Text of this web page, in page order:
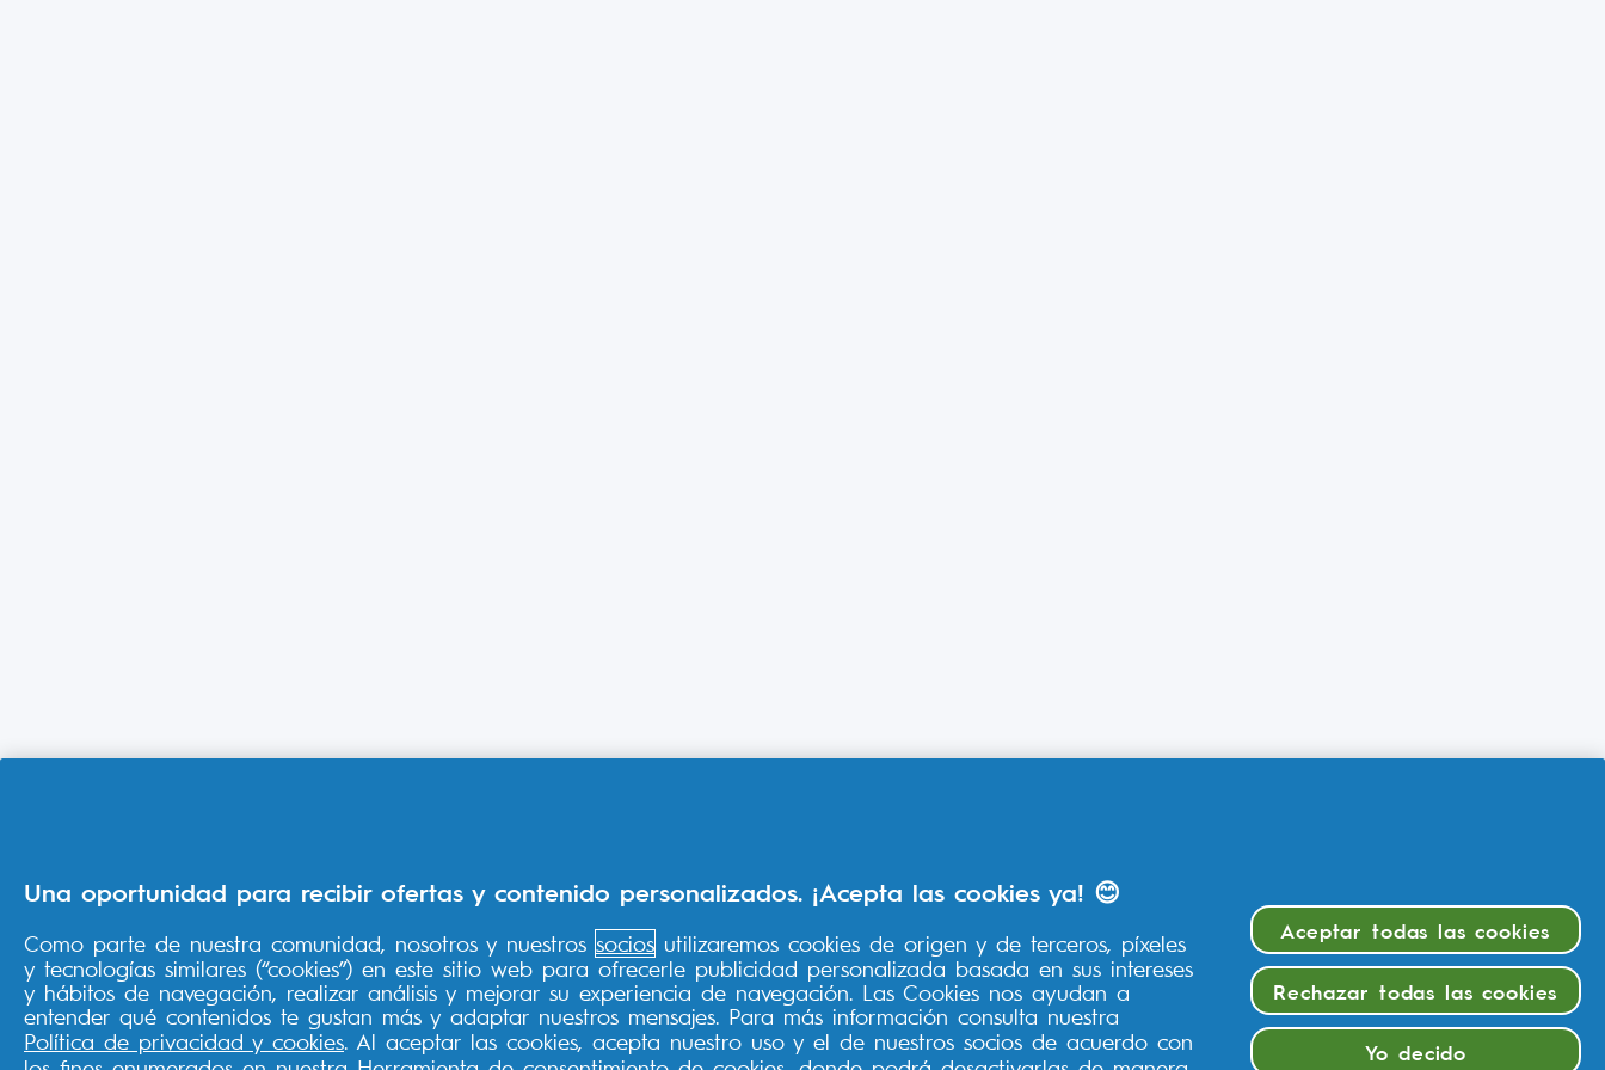
Una oportunidad para recibir ofertas y contenido personalizados. ¡Acepta las cookies ya! 😊
Como parte de nuestra comunidad, nosotros y nuestros socios utilizaremos cookies de origen y de terceros, píxeles
y tecnologías similares (“cookies”) en este sitio web para ofrecerle publicidad personalizada basada en sus intereses
y hábitos de navegación, realizar análisis y mejorar su experiencia de navegación. Las Cookies nos ayudan a
entender qué contenidos te gustan más y adaptar nuestros mensajes. Para más información consulta nuestra
Política de privacidad y cookies. Al aceptar las cookies, acepta nuestro uso y el de nuestros socios de acuerdo con
Aceptar todas las cookies
Rechazar todas las cookies
Yo decido